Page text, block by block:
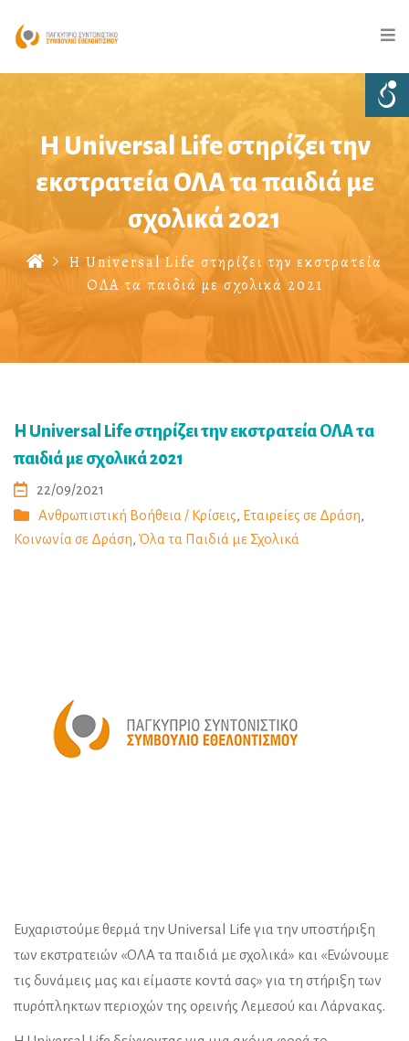
Η Universal Life στηρίζει την
εκστρατεία ΟΛΑ τα παιδιά με
σχολικά 2021
Η Universal Life στηρίζει την εκστρατεία
ΟΛΑ τα παιδιά με σχολικά 2021
Η Universal Life στηρίζει την εκστρατεία ΟΛΑ τα
παιδιά με σχολικά 2021
22/09/2021
Ανθρωπιστική Βοήθεια / Κρίσεις, Εταιρείες σε Δράση,
Κοινωνία σε Δράση,Όλα τα Παιδιά με Σχολικά
Ευχαριστούμε θερμά την Universal Life για την υποστήριξη
των εκστρατειών «ΟΛΑ τα παιδιά με σχολικά» και «Ενώνουμε
τις δυνάμεις μας και είμαστε κοντά σας» για τη στήριξη των
πυρόπληκτων περιοχών της ορεινής Λεμεσού και Λάρνακας.